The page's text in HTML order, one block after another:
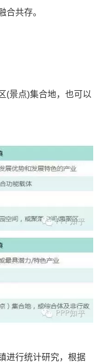
合共存。
(景点)集合地，也可以
进行统计研究，根据